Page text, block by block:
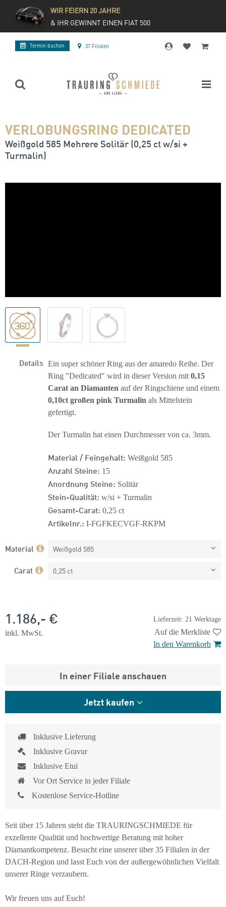
WIR FEIERN 20 JAHRE
& IHR GEWINNT EINEN FIAT 500
Termin buchen 37 Filialen
VERLOBUNGSRING DEDICATED
Weißgold 585 Mehrere Solitär (0,25 ct w/si +
Turmalin)
Details Ein super schöner Ring aus der amaredo Reihe. Der
Ring "Dedicated" wird in dieser Version mit 0,15
Carat an Diamanten auf der Ringschiene und einem
0,10ct großen pink Turmalin als Mittelstein
gefertigt.
Der Turmalin hat einen Durchmesser von ca. 3mm.
Material / Feingehalt: Weißgold 585
Anzahl Steine: 15
Anordnung Steine: Solitär
Stein-Qualität: w/si + Turmalin
Gesamt-Carat: 0,25 ct
Artikelnr.: I-FGFKECVGF-RKPM
Material Weißgold 585
Carat 0,25 ct
Lieferzeit: 21 Werktage
1.186,- €
inkl. MwSt.
Auf die Merkliste
In den Warenkorb
In einer Filiale anschauen
Jetzt kaufen
Inklusive Lieferung
Inklusive Gravur
Inklusive Etui
Vor Ort Service in jeder Filiale
Kostenlose Service-Hotline
Seit über 15 Jahren steht die TRAURINGSCHMIEDE für
exzellente Qualität und hochwertige Beratung mit hoher
Diamantkompetenz. Besucht eine unserer über 35 Filialen in der
DACH-Region und lasst Euch von der außergewöhnlichen Vielfalt
unserer Ringe verzaubern.
Wir freuen uns auf Euch!